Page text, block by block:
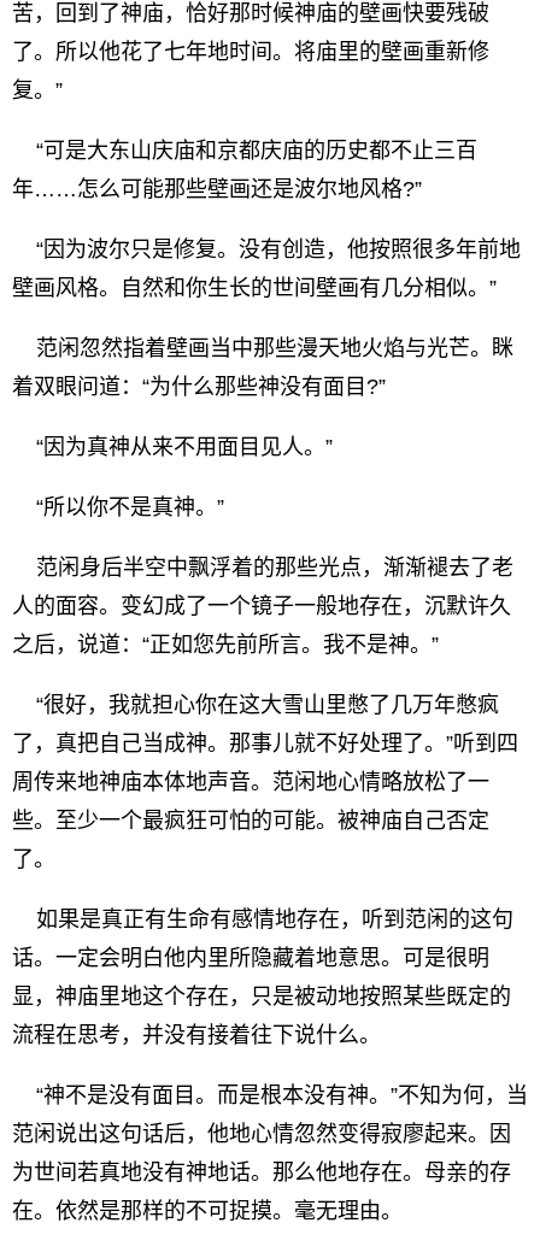
苦，回到了神庙，恰好那时候神庙的壁画快要残破
了。所以他花了七年地时间。将庙里的壁画重新修
复。”
“可是大东山庆庙和京都庆庙的历史都不止三百
年……怎么可能那些壁画还是波尔地风格?”
“因为波尔只是修复。没有创造，他按照很多年前地
壁画风格。自然和你生长的世间壁画有几分相似。”
范闲忽然指着壁画当中那些漫天地火焰与光芒。眯
着双眼问道：“为什么那些神没有面目?”
“因为真神从来不用面目见人。”
“所以你不是真神。”
范闲身后半空中飘浮着的那些光点，渐渐褪去了老
人的面容。变幻成了一个镜子一般地存在，沉默许久
之后，说道：“正如您先前所言。我不是神。”
“很好，我就担心你在这大雪山里憋了几万年憋疯
了，真把自己当成神。那事儿就不好处理了。”听到四
周传来地神庙本体地声音。范闲地心情略放松了一
些。至少一个最疯狂可怕的可能。被神庙自己否定
了。
如果是真正有生命有感情地存在，听到范闲的这句
话。一定会明白他内里所隐藏着地意思。可是很明
显，神庙里地这个存在，只是被动地按照某些既定的
流程在思考，并没有接着往下说什么。
“神不是没有面目。而是根本没有神。”不知为何，当
范闲说出这句话后，他地心情忽然变得寂廖起来。因
为世间若真地没有神地话。那么他地存在。母亲的存
在。依然是那样的不可捉摸。毫无理由。